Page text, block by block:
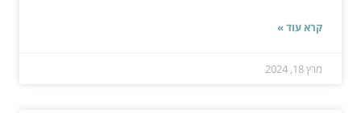
קרא עוד »
מרץ 18, 2024